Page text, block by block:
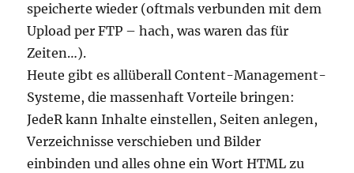
speicherte wieder (oftmals verbunden mit dem
Upload per FTP – hach, was waren das für
Zeiten…).
Heute gibt es allüberall Content-Management-
Systeme, die massenhaft Vorteile bringen:
JedeR kann Inhalte einstellen, Seiten anlegen,
Verzeichnisse verschieben und Bilder
einbinden und alles ohne ein Wort HTML zu